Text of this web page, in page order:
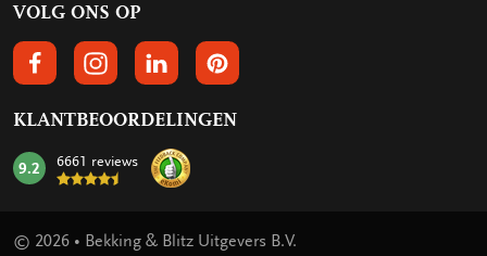
VOLG ONS OP
VOLGS ONS OP FACEBOOK
VOLG ONS OP INSTAGRAM
VOLG ONS OP LINKEDIN
VOLG ONS OP PINTEREST
KLANTBEOORDELINGEN
mark:
9.2 6661 reviews
© 2026 • Bekking & Blitz Uitgevers B.V.